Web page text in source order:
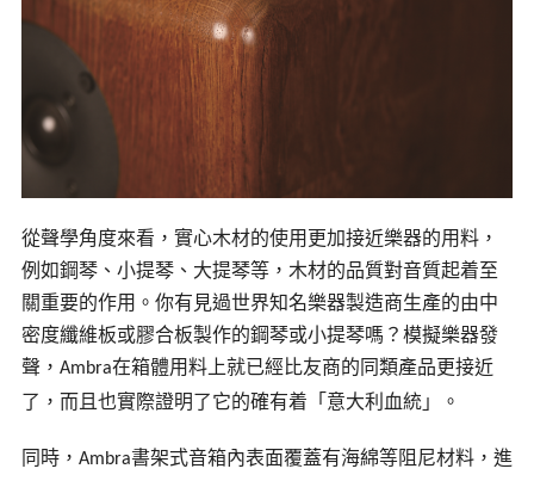
從聲學角度來看，實心木材的使用更加接近樂器的用料，
例如鋼琴、小提琴、大提琴等，木材的品質對音質起着至
關重要的作用。你有見過世界知名樂器製造商生產的由中
密度纖維板或膠合板製作的鋼琴或小提琴嗎？模擬樂器發
聲， Ambra在箱體用料上就已經比友商的同類產品更接近
了，而且也實際證明了它的確有着「意大利血統」。
同時， Ambra書架式音箱內表面覆蓋有海綿等阻尼材料，進